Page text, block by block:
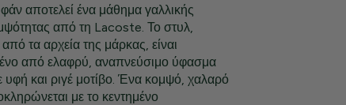
αποτελεί ένα μάθημα γαλλικής
από τη Lacoste. Το στυλ,
τα αρχεία της μάρκας, είναι
από ελαφρύ, αναπνεύσιμο ύφασμα
και ριγέ μοτίβο. Ένα κομψό, χαλαρό
με το κεντημένο